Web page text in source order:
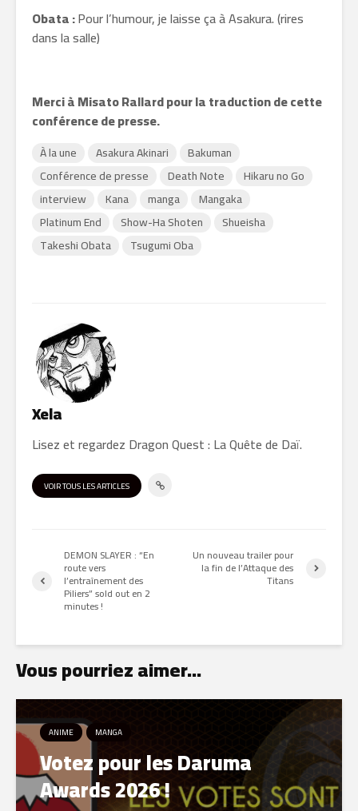
Obata :Pour l’humour, je laisse ça à Asakura. (rires
dans la salle)
Merci à Misato Rallard pour la traduction de cette
conférence de presse.
À la une Asakura Akinari
Bakuman
Conférence de presse
Death Note
Hikaru no Go
interview
Kana manga
Mangaka
Platinum End
Show-Ha Shoten
Shueisha
Takeshi Obata
Tsugumi Oba
Xela
Lisez et regardez Dragon Quest : La Quête de Daï.
VOIR TOUS LES ARTICLES
DEMON SLAYER : “En
route vers
l’entraînement des
Piliers” sold out en 2
minutes !
Un nouveau trailer pour
la fin de l’Attaque des
Titans
Vous pourriez aimer...
ANIME MANGA
Votez pour les Daruma
Awards 2026 !